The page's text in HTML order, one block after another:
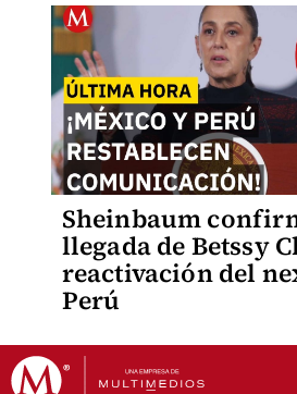
Sheinbaum
llegada de Betssy
reactivación del
Perú